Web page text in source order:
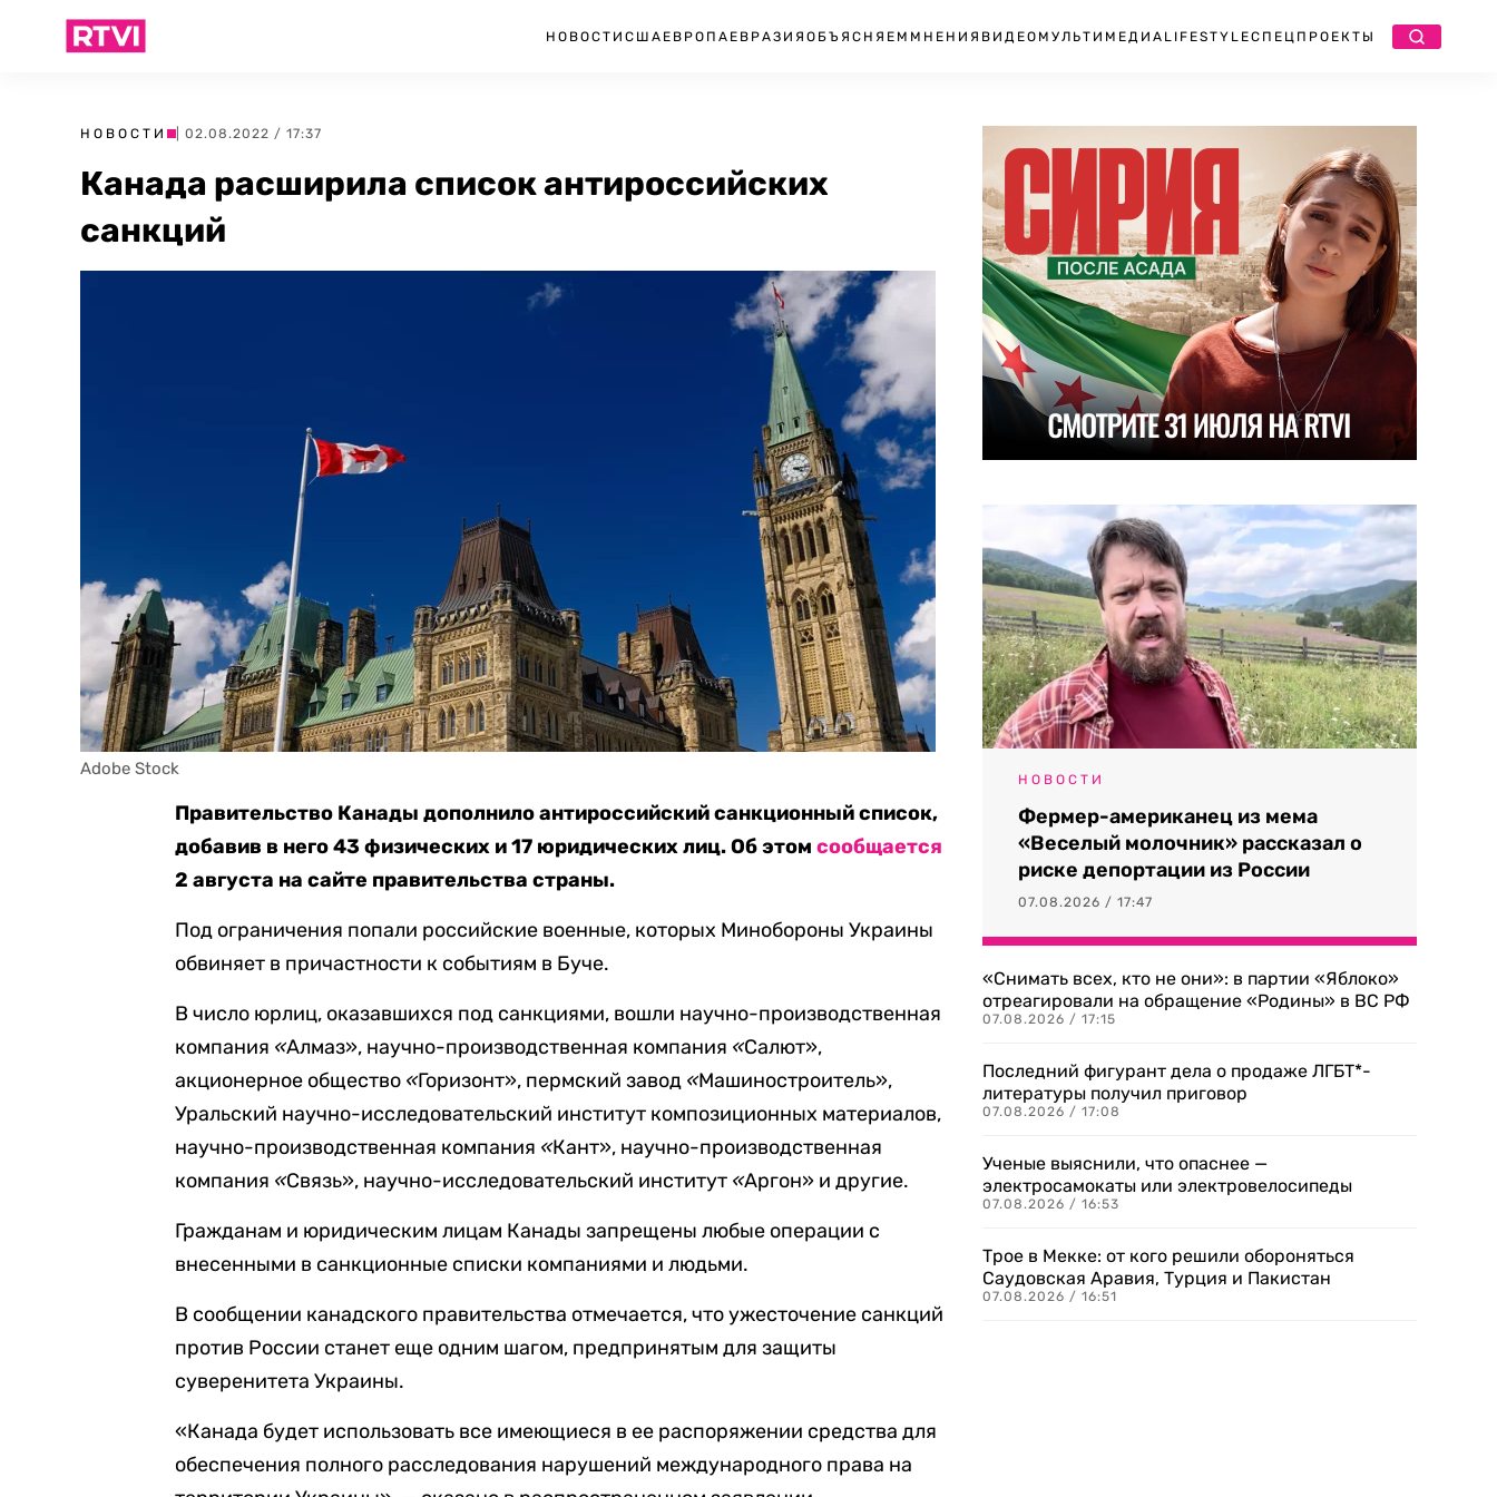
НОВОСТИ США ЕВРОПА ЕВРАЗИЯ ОБЪЯСНЯЕМ МНЕНИЯ ВИДЕО МУЛЬТИМЕДИА LIFESTYLEСПЕЦПРОЕКТЫ
НОВОСТИ | 02.08.2022 / 17:37
Канада расширила список антироссийских
санкций
Adobe Stock
Правительство Канады дополнило антироссийский санкционный список,
добавив в него 43 физических и 17 юридических лиц. Об этомсообщается
2 августа на сайте правительства страны.
Под ограничения попали российские военные, которых Минобороны Украины
обвиняет в причастности к событиям в Буче.
В число юрлиц, оказавшихся под санкциями, вошли научно-производственная
компания «Алмаз», научно-производственная компания «Салют»,
акционерное общество «Горизонт», пермский завод «Машиностроитель»,
Уральский научно-исследовательский институт композиционных материалов,
научно-производственная компания «Кант», научно-производственная
компания «Связь», научно-исследовательский институт «Аргон» и другие.
Гражданам и юридическим лицам Канады запрещены любые операции с
внесенными в санкционные списки компаниями и людьми.
В сообщении канадского правительства отмечается, что ужесточение санкций
против России станет еще одним шагом, предпринятым для защиты
суверенитета Украины.
«Канада будет использовать все имеющиеся в ее распоряжении средства для
обеспечения полного расследования нарушений международного права на
НОВОСТИ
Фермер-американец из мема
«Веселый молочник» рассказал о
риске депортации из России
07.08.2026 / 17:47
«Снимать всех, кто не они»: в партии «Яблоко»
отреагировали на обращение «Родины» в ВС РФ
07.08.2026 / 17:15
Последний фигурант дела о продаже ЛГБТ*-
литературы получил приговор
07.08.2026 / 17:08
Ученые выяснили, что опаснее —
электросамокаты или электровелосипеды
07.08.2026 / 16:53
Трое в Мекке: от кого решили обороняться
Саудовская Аравия, Турция и Пакистан
07.08.2026 / 16:51